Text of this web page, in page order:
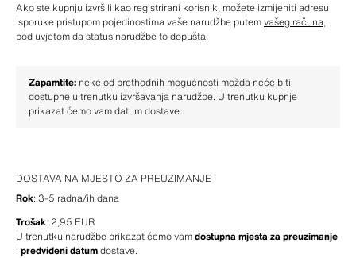
Ako ste kupnju izvršili kao registrirani korisnik, možete izmijeniti adresu
isporuke pristupom pojedinostima vaše narudžbe putem vašeg računa,
pod uvjetom da status narudžbe to dopušta.
Zapamtite: neke od prethodnih mogućnosti možda neće biti
dostupne u trenutku izvršavanja narudžbe. U trenutku kupnje
prikazat ćemo vam datum dostave.
DOSTAVA NA MJESTO ZA PREUZIMANJE
Rok: 3-5 radna/ih dana
Trošak: 2,95 EUR
U trenutku narudžbe prikazat ćemo vam dostupna mjesta za preuzimanje
i predviđeni datum dostave.